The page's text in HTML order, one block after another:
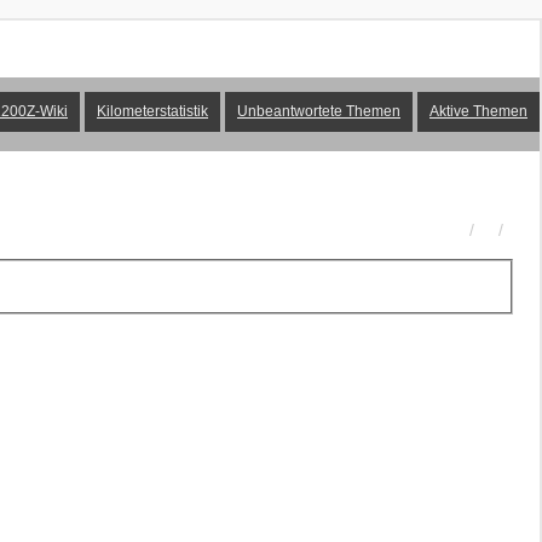
Wiki Kilometerstatistik Unbeantwortete Themen Aktive Themen